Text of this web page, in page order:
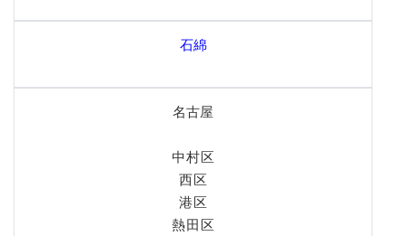
石綿
名古屋
中村区
西区
港区
熱田区